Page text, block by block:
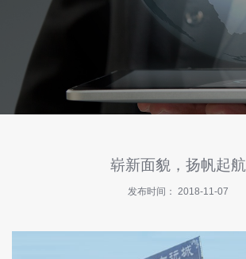
公
司
崭新面貌，扬帆起航
发布时间： 2018-11-07